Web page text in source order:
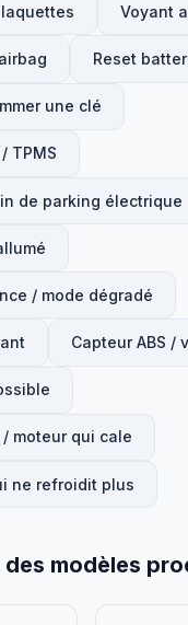
Voyant
Reset
une clé
TPMS
de parking électrique
/ mode dégradé
Capteur ABS /
moteur qui cale
ne refroidit plus
modèles